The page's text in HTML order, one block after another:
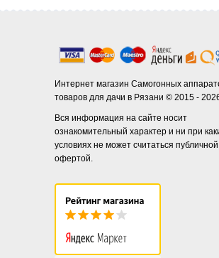
Интернет магазин Самогонных
товаров для дачи в Рязани © 2015 -
Вся информация на сайте носит
ознакомительный характер и ни при
условиях не может считаться публичной
офертой.